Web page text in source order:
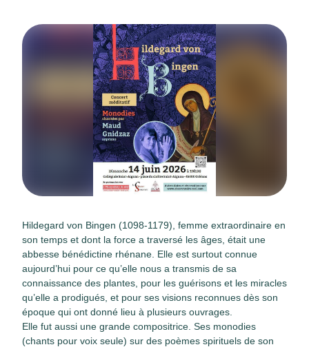
Hildegard von Bingen (1098-1179), femme extraordinaire en
son temps et dont la force a traversé les âges, était une
abbesse bénédictine rhénane. Elle est surtout connue
aujourd’hui pour ce qu’elle nous a transmis de sa
connaissance des plantes, pour les guérisons et les miracles
qu’elle a prodigués, et pour ses visions reconnues dès son
époque qui ont donné lieu à plusieurs ouvrages.
Elle fut aussi une grande compositrice. Ses monodies
(chants pour voix seule) sur des poèmes spirituels de son